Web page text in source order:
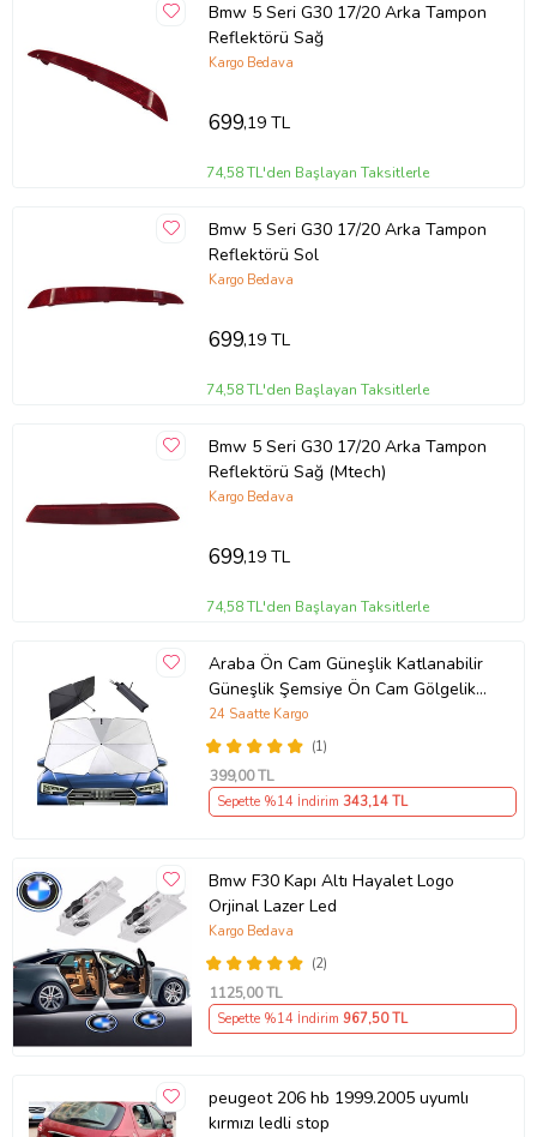
Bmw 5 Seri G30 17/20 Arka Tampon
Reflektörü Sağ
Kargo Bedava
699,19 TL
74,58 TL'den Başlayan Taksitlerle
Bmw 5 Seri G30 17/20 Arka Tampon
Reflektörü Sol
Kargo Bedava
699,19 TL
74,58 TL'den Başlayan Taksitlerle
Bmw 5 Seri G30 17/20 Arka Tampon
Reflektörü Sağ (Mtech)
Kargo Bedava
699,19 TL
74,58 TL'den Başlayan Taksitlerle
Araba Ön Cam Güneşlik Katlanabilir
Güneşlik Şemsiye Ön Cam Gölgelik
ESNEK (Sarı)
(1)
24 Saatte Kargo
399,00 TL
Sepette %14 İndirim 343,14 TL
Bmw F30 Kapı Altı Hayalet Logo
Orjinal Lazer Led
(2)
Kargo Bedava
1125,00 TL
Sepette %14 İndirim 967,50 TL
peugeot 206 hb 1999.2005 uyumlı
kırmızı ledli stop